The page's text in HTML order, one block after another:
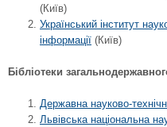
(Київ)
Український інститут
інформації (Київ)
Бібліотеки
Державна науково-
Львівська національна